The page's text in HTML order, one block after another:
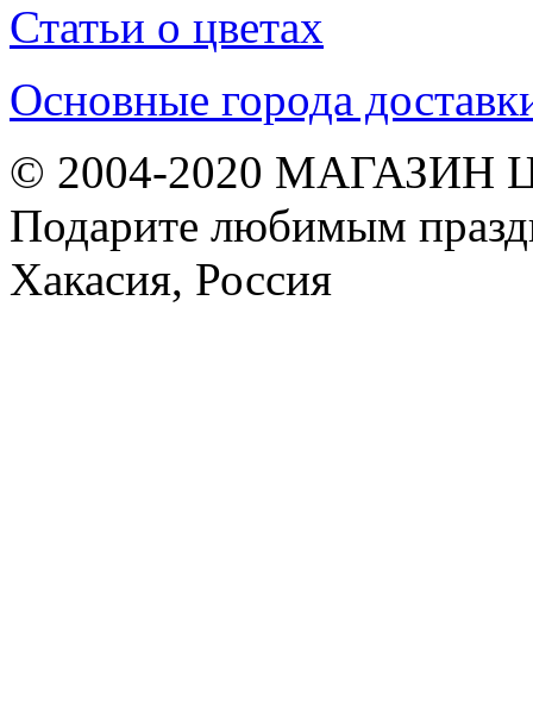
Статьи о цветах
Основные города
© 2004-2020 МАГАЗИН
Подарите любимым
Хакасия, Россия